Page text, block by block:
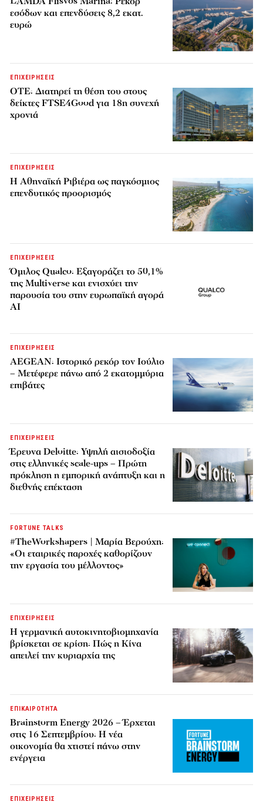
εσόδων και επενδύσεις 8,2 εκατ.
ευρώ
ΕΠΙΧΕΙΡΗΣΕΙΣ
ΟΤΕ: Διατηρεί τη θέση του στους
δείκτες FTSE4Good για 18η συνεχή
χρονιά
ΕΠΙΧΕΙΡΗΣΕΙΣ
Η Αθηναϊκή Ριβιέρα ως παγκόσμιος
επενδυτικός προορισμός
ΕΠΙΧΕΙΡΗΣΕΙΣ
Όμιλος Qualco: Εξαγοράζει το 50,1%
της Multiverse και ενισχύει την
παρουσία του στην ευρωπαϊκή αγορά
AI
ΕΠΙΧΕΙΡΗΣΕΙΣ
AEGEAN: Ιστορικό ρεκόρ τον Ιούλιο
– Μετέφερε πάνω από 2 εκατομμύρια
επιβάτες
ΕΠΙΧΕΙΡΗΣΕΙΣ
Έρευνα Deloitte: Υψηλή αισιοδοξία
στις ελληνικές scale-ups – Πρώτη
πρόκληση η εμπορική ανάπτυξη και η
διεθνής επέκταση
FORTUNE TALKS
#TheWorkshapers | Μαρία Βερούχη:
«Οι εταιρικές παροχές καθορίζουν
την εργασία του μέλλοντος»
ΕΠΙΧΕΙΡΗΣΕΙΣ
Η γερμανική αυτοκινητοβιομηχανία
βρίσκεται σε κρίση: Πώς η Κίνα
απειλεί την κυριαρχία της
ΕΠΙΚΑΙΡΟΤΗΤΑ
Brainstorm Energy 2026 – Έρχεται
στις 16 Σεπτεμβρίου: Η νέα
οικονομία θα χτιστεί πάνω στην
ενέργεια
ΕΠΙΧΕΙΡΗΣΕΙΣ